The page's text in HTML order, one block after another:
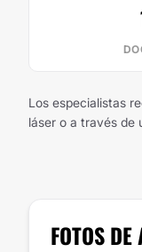
Los especialistas
láser o a través de
FOTOS DE